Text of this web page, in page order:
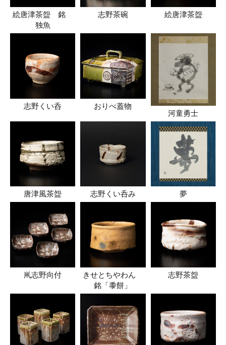
絵唐津茶盌 銘
独魚
志野茶碗 絵唐津茶盌
志野くい呑 おりべ蓋物
河童勇士
唐津風茶盌 志野くい呑み 夢
鼡志野向付
きせとちやわん
銘「黍餅」
志野茶盌